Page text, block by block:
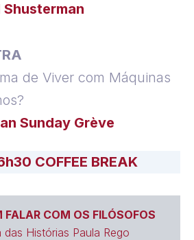
Shusterman
de Viver com Máquinas
Sunday Grève
COFFEE BREAK
FALAR COM OS FILÓSOFOS
das Histórias Paula Rego